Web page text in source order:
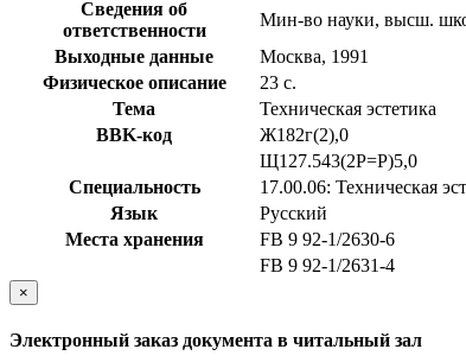
Сведения об
ответственности
Мин-во науки, высш.
Выходные данные
Москва, 1991
Физическое описание
23 с.
Тема
Техническая эстетика
BBK-код
Ж182г(2),0
Щ127.543(2Р=Р)5,0
Специальность
17.00.06: Техническая
Язык
Русский
Места хранения
FB 9 92-1/2630-6
FB 9 92-1/2631-4
×
Электронный заказ документа в читальный зал